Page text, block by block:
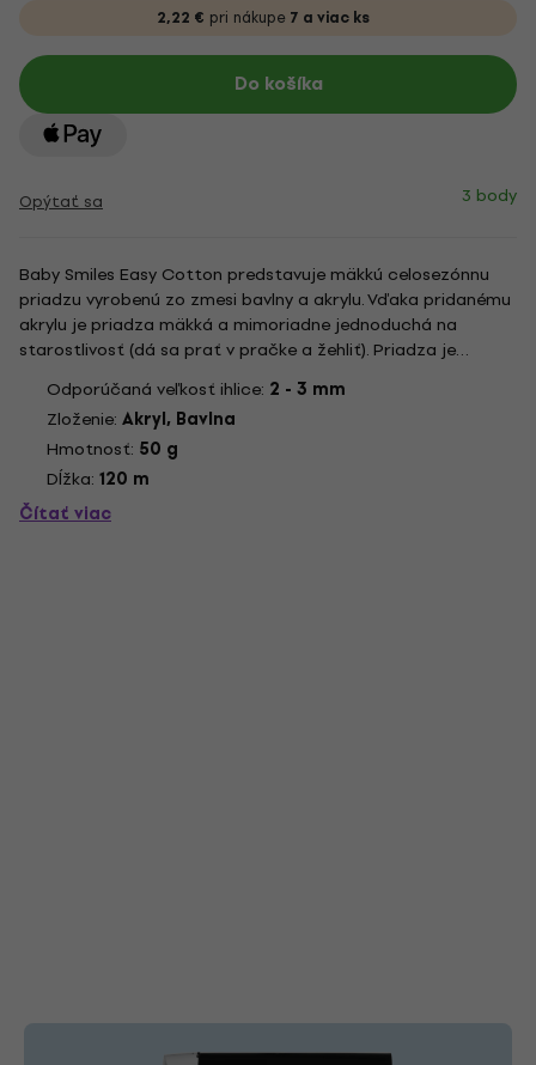
2,22 € pri nákupe 7 a viac ks
Do košíka
Opýtať sa 3 body
Baby Smiles Easy Cotton predstavuje mäkkú celosezónnu
priadzu vyrobenú zo zmesi bavlny a akrylu. Vďaka pridanému
akrylu je priadza mäkká a mimoriadne jednoduchá na
starostlivosť (dá sa prať v pračke a žehliť). Priadza je
certifikovaná podľa Standard 100 od OEKO-TEX®, čo
zaručuje, že je vhodná aj pre citlivú detskú pokožku. Pri práci
s touto...
Odporúčaná veľkosť ihlice: 2 - 3 mm
Zloženie: Akryl, Bavlna
Hmotnosť: 50 g
Dĺžka: 120 m
Čítať viac